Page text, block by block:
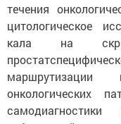
течения
цитологическое
кала на
онкологических